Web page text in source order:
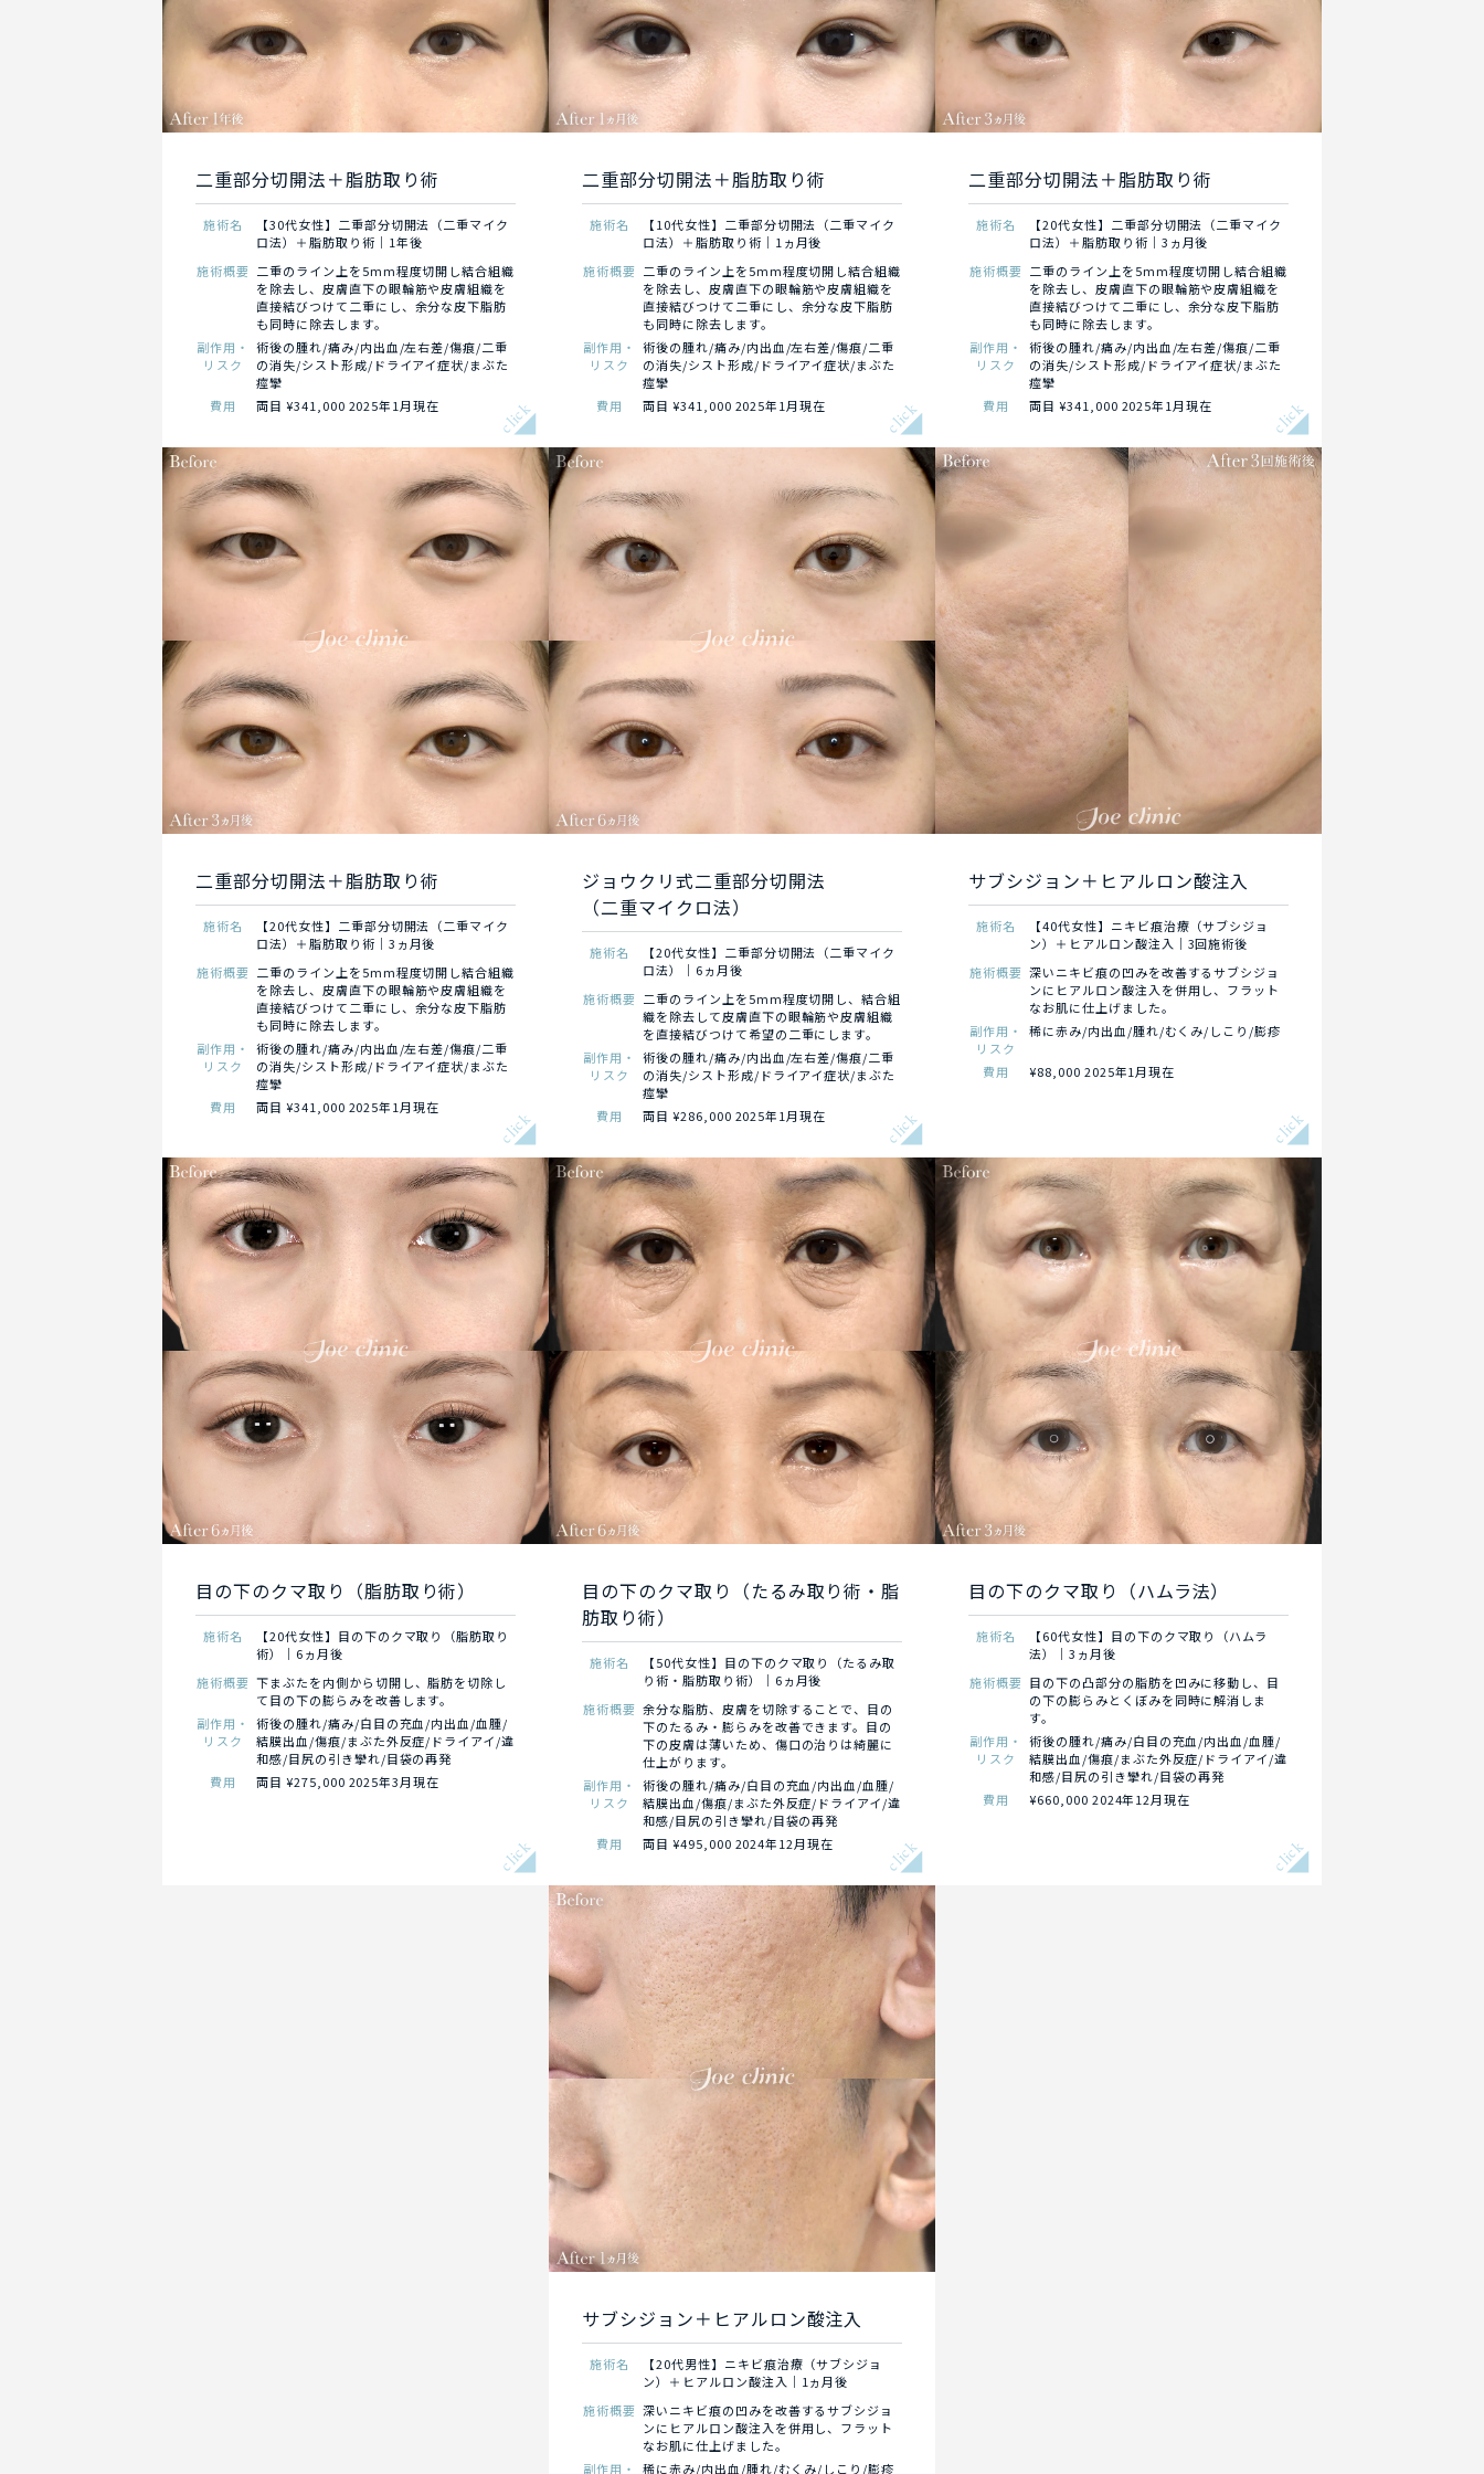
二重部分切開法＋脂肪取り術
施術名
【30代女性】二重部分切開法（二重マイク
ロ法）＋脂肪取り術｜1年後
施術概要 二重のライン上を5mm程度切開し結合組織
を除去し、皮膚直下の眼輪筋や皮膚組織を
直接結びつけて二重にし、余分な皮下脂肪
も同時に除去します。
副作用・
リスク
術後の腫れ/痛み/内出血/左右差/傷痕/二重
の消失/シスト形成/ドライアイ症状/まぶた
痙攣
費用
両目 ¥341,000 2025年1月現在 click
二重部分切開法＋脂肪取り術
施術名
【10代女性】二重部分切開法（二重マイク
ロ法）＋脂肪取り術｜1ヵ月後
施術概要 二重のライン上を5mm程度切開し結合組織
を除去し、皮膚直下の眼輪筋や皮膚組織を
直接結びつけて二重にし、余分な皮下脂肪
も同時に除去します。
副作用・
リスク
術後の腫れ/痛み/内出血/左右差/傷痕/二重
の消失/シスト形成/ドライアイ症状/まぶた
痙攣
費用
両目 ¥341,000 2025年1月現在 click
二重部分切開法＋脂肪取り術
施術名
【20代女性】二重部分切開法（二重マイク
ロ法）＋脂肪取り術｜3ヵ月後
施術概要 二重のライン上を5mm程度切開し結合組織
を除去し、皮膚直下の眼輪筋や皮膚組織を
直接結びつけて二重にし、余分な皮下脂肪
も同時に除去します。
副作用・
リスク
術後の腫れ/痛み/内出血/左右差/傷痕/二重
の消失/シスト形成/ドライアイ症状/まぶた
痙攣
費用
両目 ¥341,000 2025年1月現在 click
二重部分切開法＋脂肪取り術
施術名
【20代女性】二重部分切開法（二重マイク
ロ法）＋脂肪取り術｜3ヵ月後
施術概要 二重のライン上を5mm程度切開し結合組織
を除去し、皮膚直下の眼輪筋や皮膚組織を
直接結びつけて二重にし、余分な皮下脂肪
も同時に除去します。
副作用・
リスク
術後の腫れ/痛み/内出血/左右差/傷痕/二重
の消失/シスト形成/ドライアイ症状/まぶた
痙攣
費用
両目 ¥341,000 2025年1月現在
click
ジョウクリ式二重部分切開法
（二重マイクロ法）
施術名
【20代女性】二重部分切開法（二重マイク
ロ法）｜6ヵ月後
施術概要 二重のライン上を5mm程度切開し、結合組
織を除去して皮膚直下の眼輪筋や皮膚組織
を直接結びつけて希望の二重にします。
副作用・
リスク
術後の腫れ/痛み/内出血/左右差/傷痕/二重
の消失/シスト形成/ドライアイ症状/まぶた
痙攣
費用
両目 ¥286,000 2025年1月現在 click
サブシジョン＋ヒアルロン酸注入
施術名
【40代女性】ニキビ痕治療（サブシジョ
ン）＋ヒアルロン酸注入｜3回施術後
施術概要 深いニキビ痕の凹みを改善するサブシジョ
ンにヒアルロン酸注入を併用し、フラット
なお肌に仕上げました。
副作用・
リスク
稀に赤み/内出血/腫れ/むくみ/しこり/膨疹
費用 ¥88,000 2025年1月現在
click
目の下のクマ取り（脂肪取り術）
施術名
【20代女性】目の下のクマ取り（脂肪取り
術）｜6ヵ月後
施術概要 下まぶたを内側から切開し、脂肪を切除し
て目の下の膨らみを改善します。
副作用・
リスク
術後の腫れ/痛み/白目の充血/内出血/血腫/
結膜出血/傷痕/まぶた外反症/ドライアイ/違
和感/目尻の引き攣れ/目袋の再発
費用
両目 ¥275,000 2025年3月現在
click
目の下のクマ取り（たるみ取り術・脂
肪取り術）
施術名
【50代女性】目の下のクマ取り（たるみ取
り術・脂肪取り術）｜6ヵ月後
施術概要 余分な脂肪、皮膚を切除することで、目の
下のたるみ・膨らみを改善できます。目の
下の皮膚は薄いため、傷口の治りは綺麗に
仕上がります。
副作用・
リスク
術後の腫れ/痛み/白目の充血/内出血/血腫/
結膜出血/傷痕/まぶた外反症/ドライアイ/違
和感/目尻の引き攣れ/目袋の再発
費用
両目 ¥495,000 2024年12月現在 click
目の下のクマ取り（ハムラ法）
施術名
【60代女性】目の下のクマ取り（ハムラ
法）｜3ヵ月後
施術概要 目の下の凸部分の脂肪を凹みに移動し、目
の下の膨らみとくぼみを同時に解消しま
す。
副作用・
リスク
術後の腫れ/痛み/白目の充血/内出血/血腫/
結膜出血/傷痕/まぶた外反症/ドライアイ/違
和感/目尻の引き攣れ/目袋の再発
費用
¥660,000 2024年12月現在
click
サブシジョン＋ヒアルロン酸注入
施術名
【20代男性】ニキビ痕治療（サブシジョ
ン）＋ヒアルロン酸注入｜1ヵ月後
施術概要 深いニキビ痕の凹みを改善するサブシジョ
ンにヒアルロン酸注入を併用し、フラット
なお肌に仕上げました。
副作用・
稀に赤み/内出血/腫れ/むくみ/しこり/膨疹